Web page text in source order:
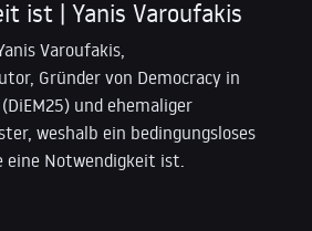
ist | Yanis Varoufakis
Varoufakis,
Gründer von Democracy in
und ehemaliger
weshalb ein bedingungsloses
Notwendigkeit ist.